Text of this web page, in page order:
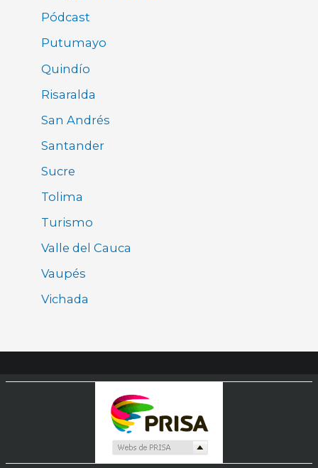
Pódcast
Putumayo
Quindío
Risaralda
San Andrés
Santander
Sucre
Tolima
Turismo
Valle del Cauca
Vaupés
Vichada